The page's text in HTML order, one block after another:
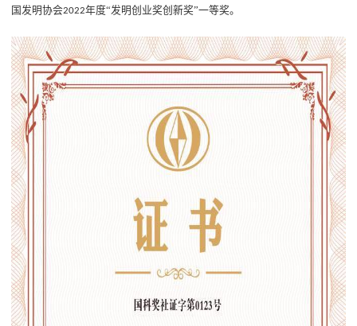
国发明协会2022年度“发明创业奖创新奖”一等奖。